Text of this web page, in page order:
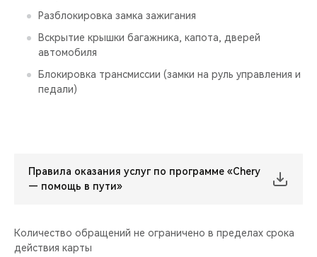
Разблокировка замка зажигания
Вскрытие крышки багажника, капота, дверей
автомобиля
Блокировка трансмиссии (замки на руль управления и
педали)
Правила оказания услуг по программе «Chery
— помощь в пути»
Количество обращений не ограничено в пределах срока
действия карты